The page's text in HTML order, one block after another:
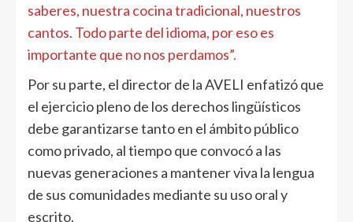
saberes, nuestra cocina tradicional, nuestros
cantos. Todo parte del idioma, por eso es
importante que no nos perdamos”.
Por su parte, el director de la AVELI enfatizó que
el ejercicio pleno de los derechos lingüísticos
debe garantizarse tanto en el ámbito público
como privado, al tiempo que convocó a las
nuevas generaciones a mantener viva la lengua
de sus comunidades mediante su uso oral y
escrito.